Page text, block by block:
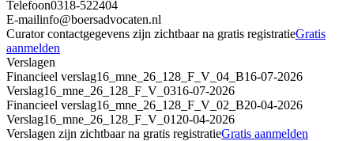
Telefoon0318-522404
E-mailinfo@boersadvocaten.nl
Curator contactgegevens zijn zichtbaar na gratis registratieGratis
aanmelden
Verslagen
Financieel verslag16_mne_26_128_F_V_04_B16-07-2026
Verslag16_mne_26_128_F_V_0316-07-2026
Financieel verslag16_mne_26_128_F_V_02_B20-04-2026
Verslag16_mne_26_128_F_V_01 20-04-2026
Verslagen zijn zichtbaar na gratis registratieGratis aanmelden